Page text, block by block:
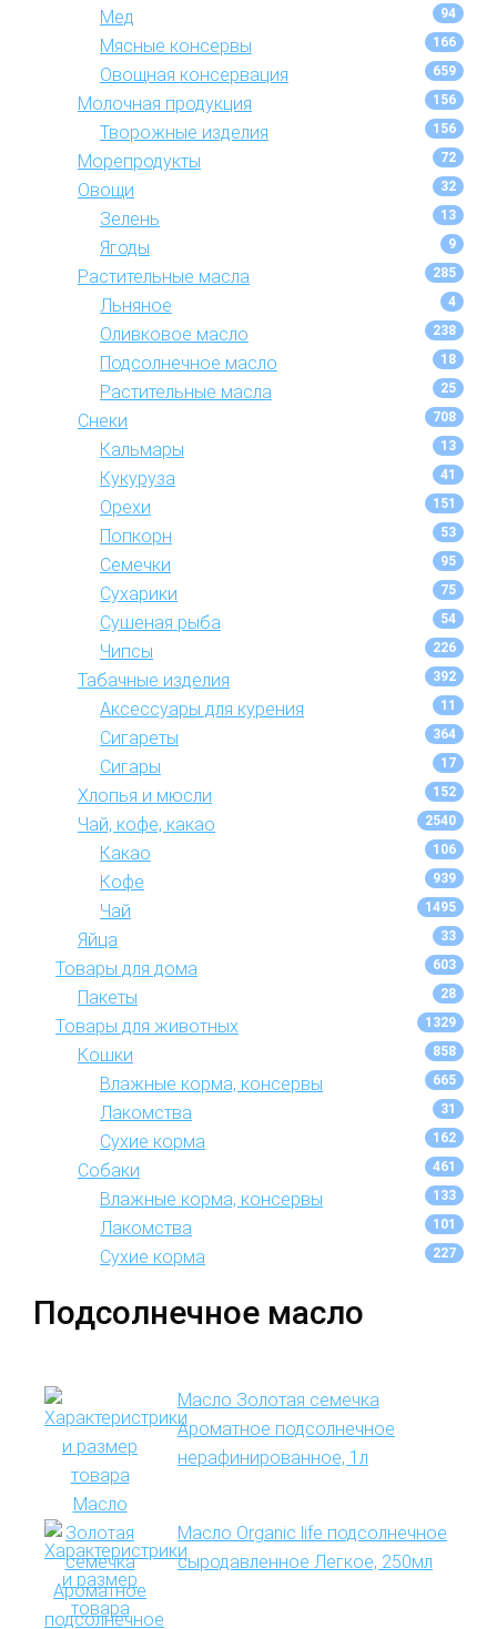
Мед 94
Мясные консервы 166
Овощная консервация 659
Молочная продукция 156
Творожные изделия 156
Морепродукты 72
Овощи 32
Зелень 13
Ягоды 9
Растительные масла 285
Льняное 4
Оливковое масло 238
Подсолнечное масло 18
Растительные масла 25
Снеки 708
Кальмары 13
Кукуруза 41
Орехи 151
Попкорн 53
Семечки 95
Сухарики 75
Сушеная рыба 54
Чипсы 226
Табачные изделия 392
Аксессуары для курения 11
Сигареты 364
Сигары 17
Хлопья и мюсли 152
Чай, кофе, какао 2540
Какао 106
Кофе 939
Чай 1495
Яйца 33
Товары для дома 603
Пакеты 28
Товары для животных 1329
Кошки 858
Влажные корма, консервы 665
Лакомства 31
Сухие корма 162
Собаки 461
Влажные корма, консервы 133
Лакомства 101
Сухие корма 227
Подсолнечное масло
Масло Золотая семечка
Ароматное подсолнечное
нерафинированное, 1л
Масло Organic life подсолнечное
сыродавленное Легкое, 250мл